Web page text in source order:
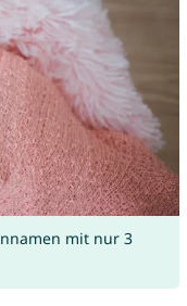
mit nur 3